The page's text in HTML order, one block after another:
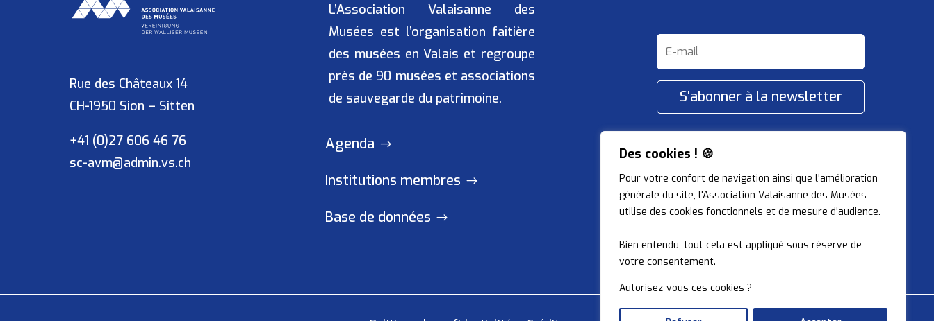
Des cookies ! 🍪
Pour votre confort de navigation ainsi que l'amélioration
générale du site, l'Association Valaisanne des Musées
utilise des cookies fonctionnels et de mesure d'audience.
Bien entendu, tout cela est appliqué sous réserve de
votre consentement.
Autorisez-vous ces cookies ?
Rue des Châteaux 14
CH-1950 Sion – Sitten
+41 (0)27 606 46 76
sc-avm@admin.vs.ch
L’Association Valaisanne des
Musées est l’organisation faîtière
des musées en Valais et regroupe
près de 90 musées et associations
de sauvegarde du patrimoine.
Agenda
Institutions membres
Base de données
S'abonner à la newsletter
Restons connectés !